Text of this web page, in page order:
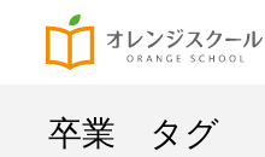
卒業 タグ